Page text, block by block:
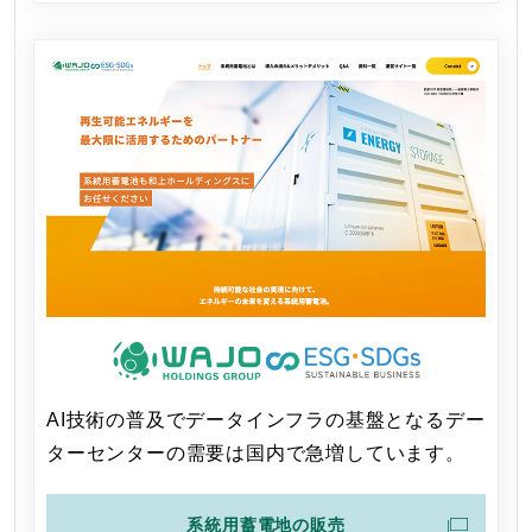
AI技術の普及でデータインフラの基盤となるデー
ターセンターの需要は国内で急増しています。
系統用蓄電地の販売